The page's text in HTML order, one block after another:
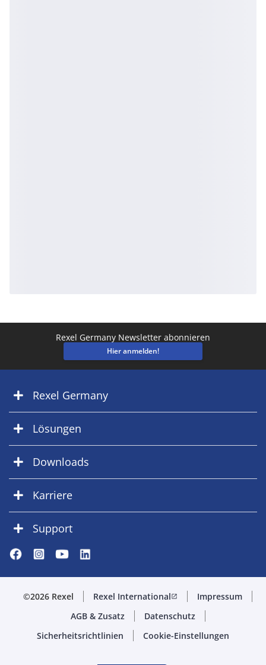
Rexel Germany Newsletter abonnieren
Hier anmelden!
Rexel Germany
Lösungen
Downloads
Karriere
Support
©2026 Rexel Rexel Internationalopen_in_new
Impressum
AGB & Zusatz
Datenschutz
Sicherheitsrichtlinien
Cookie-Einstellungen